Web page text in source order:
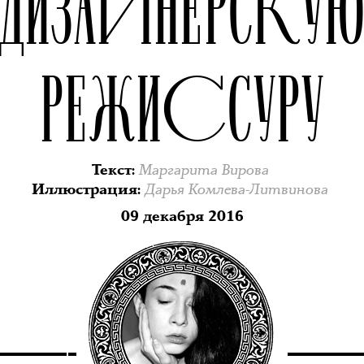
РЕЖИССУРУ
Текст: Маргарита Вирова
Иллюстрация:Дарья Комлева-Литвинова
09 декабря 2016